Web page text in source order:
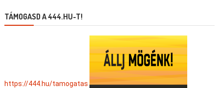
TÁMOGASD A 444.HU-T!
https://444.hu/tamogatas